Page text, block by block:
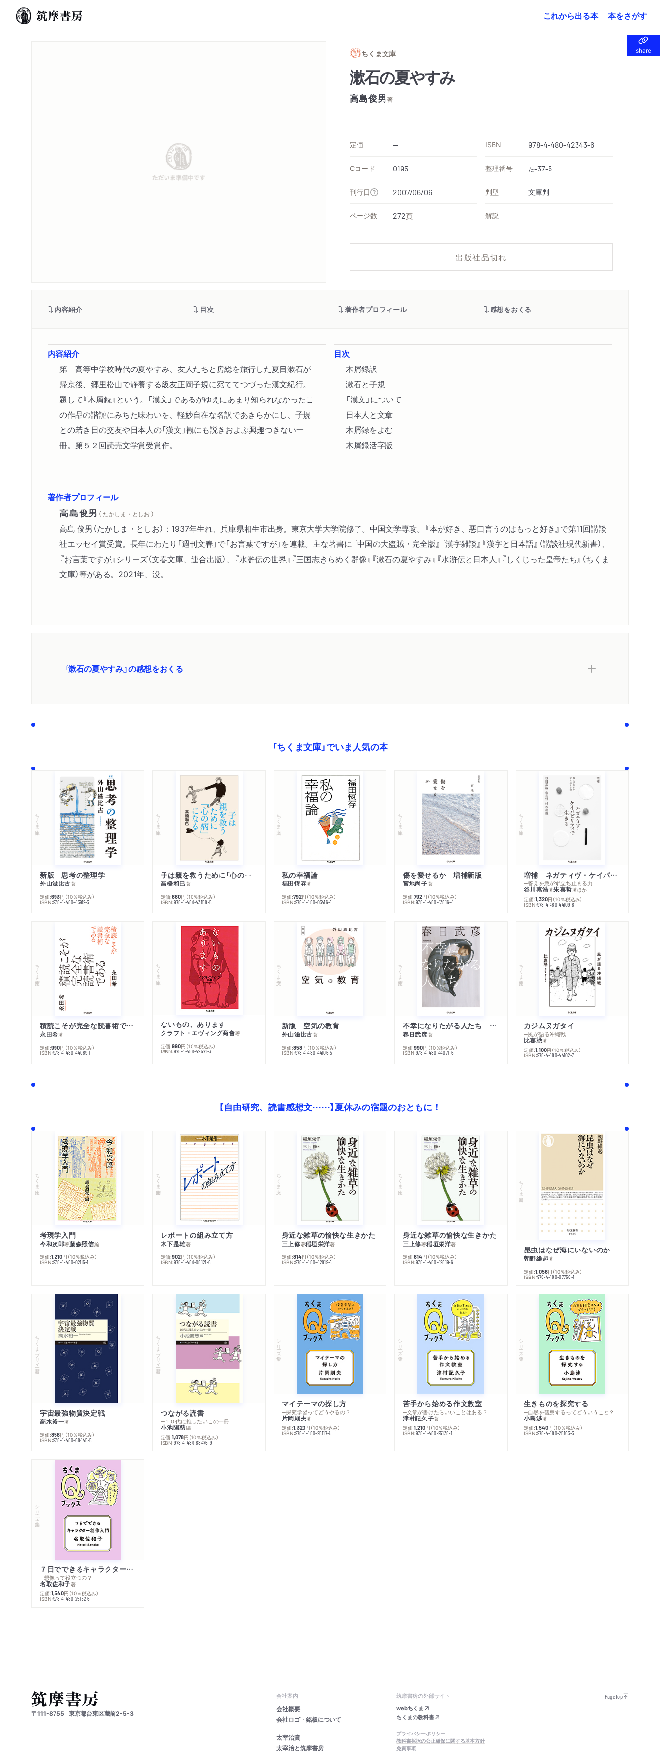
これから出る本 本をさがす
share
share
ちくま文庫
漱石の夏やすみ
高島俊男著
定価 -- ISBN 978-4-480-42343-6
Cコード 0195 整理番号 た-37-5
刊行日 2007/06/06 判型 文庫判
ページ数 272頁 解説
出版社品切れ
内容紹介 目次 著作者プロフィール 感想をおくる
内容紹介
第一高等中学校時代の夏やすみ、友人たちと房総を旅行した夏目漱石が
帰京後、郷里松山で静養する級友正岡子規に宛ててつづった漢文紀行。
題して『木屑録』という。「漢文」であるがゆえにあまり知られなかったこ
の作品の諧謔にみちた味わいを、軽妙自在な名訳であきらかにし、子規
との若き日の交友や日本人の「漢文」観にも説きおよぶ興趣つきない一
冊。第５２回読売文学賞受賞作。
目次
木屑録訳
漱石と子規
「漢文」について
日本人と文章
木屑録をよむ
木屑録活字版
著作者プロフィール
高島俊男 （ たかしま・としお ）
高島 俊男（たかしま・としお）：1937年生れ、兵庫県相生市出身。東京大学大学院修了。中国文学専攻。『本が好き、悪口言うのはもっと好き』で第11回講談
社エッセイ賞受賞。長年にわたり「週刊文春」で「お言葉ですが」を連載。主な著書に『中国の大盗賊・完全版』『漢字雑談』『漢字と日本語』（講談社現代新書）、
『お言葉ですが』シリーズ（文春文庫、連合出版）、『水滸伝の世界』『三国志きらめく群像』『漱石の夏やすみ』『水滸伝と日本人』『しくじった皇帝たち』（ちくま
文庫）等がある。2021年、没。
『漱石の夏やすみ』の感想をおくる
「ちくま文庫」でいま人気の本
ちくま文庫
新版 思考の整理学
外山滋比古著
定価:693円 （10％税込み）
ISBN:978-4-480-43912-3
ちくま文庫
子は親を救うために「心の病」になる
高橋和巳著
定価:880円 （10％税込み）
ISBN:978-4-480-43158-5
ちくま文庫
私の幸福論
福田恆存著
定価:792円 （10％税込み）
ISBN:978-4-480-03416-8
ちくま文庫
傷を愛せるか 増補新版
宮地尚子著
定価:792円 （10％税込み）
ISBN:978-4-480-43816-4
ちくま文庫
増補 ネガティヴ・ケイパビリティで生きる
─答えを急がず立ち止まる力
谷川嘉浩著朱喜哲著ほか
定価:1,320円 （10％税込み）
ISBN:978-4-480-44109-6
ちくま文庫
積読こそが完全な読書術である
永田希著
定価:990円 （10％税込み）
ISBN:978-4-480-44089-1
ちくま文庫
ないもの、あります
クラフト・エヴィング商會著
定価:990円 （10％税込み）
ISBN:978-4-480-42571-3
ちくま文庫
新版 空気の教育
外山滋比古著
定価:858円 （10％税込み）
ISBN:978-4-480-44106-5
ちくま文庫
不幸になりたがる人たち 増補新版
春日武彦著
定価:990円 （10％税込み）
ISBN:978-4-480-44071-6
ちくま文庫
カジムヌガタイ
─風が語る沖縄戦
比嘉慂著
定価:1,100円 （10％税込み）
ISBN:978-4-480-44102-7
【自由研究、読書感想文……】夏休みの宿題のおともに！
ちくま文庫
考現学入門
今和次郎著藤森照信編
定価:1,210円 （10％税込み）
ISBN:978-4-480-02115-1
ちくま学芸文庫
レポートの組み立て方
木下是雄著
定価:902円 （10％税込み）
ISBN:978-4-480-08121-6
ちくま文庫
身近な雑草の愉快な生きかた
三上修著稲垣栄洋著
定価:814円 （10％税込み）
ISBN:978-4-480-42819-6
ちくま文庫
身近な雑草の愉快な生きかた
三上修著稲垣栄洋著
定価:814円 （10％税込み）
ISBN:978-4-480-42819-6
ちくま新書
昆虫はなぜ海にいないのか
朝野維起著
定価:1,056円 （10％税込み）
ISBN:978-4-480-07756-1
ちくまプリマー新書
宇宙最強物質決定戦
高水裕一著
定価:858円 （10％税込み）
ISBN:978-4-480-68445-5
ちくまプリマー新書
つながる読書
─１０代に推したいこの一冊
小池陽慈編
定価:1,078円 （10％税込み）
ISBN:978-4-480-68476-9
シリーズ・全集
マイテーマの探し方
─探究学習ってどうやるの？
片岡則夫著
定価:1,320円 （10％税込み）
ISBN:978-4-480-25117-6
シリーズ・全集
苦手から始める作文教室
─文章が書けたらいいことはある？
津村記久子著
定価:1,210円 （10％税込み）
ISBN:978-4-480-25138-1
シリーズ・全集
生きものを探究する
─自然を観察するってどういうこと？
小島渉著
定価:1,540円 （10％税込み）
ISBN:978-4-480-25163-3
シリーズ・全集
７日でできるキャラクター創作入門
─想像って役立つの？
名取佐和子著
定価:1,540円 （10％税込み）
ISBN:978-4-480-25162-6
〒111-8755 東京都台東区蔵前2-5-3
会社案内
会社概要
会社ロゴ・銘板について
太宰治賞
太宰治と筑摩書房
筑摩書房の外部サイト
webちくま
ちくまの教科書
プライバシーポリシー
教科書採択の公正確保に関する基本方針
免責事項
PageTop